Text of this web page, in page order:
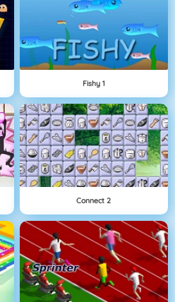
Fishy 1
Connect 2